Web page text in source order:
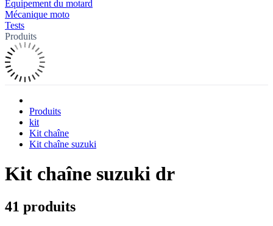
Equipement du motard
Mécanique moto
Tests
Produits
Produits
kit
Kit chaîne
Kit chaîne suzuki
Kit chaîne suzuki dr
41 produits